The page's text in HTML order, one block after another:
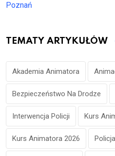
Poznań
TEMATY ARTYKUŁÓW
Akademia Animatora
Bezpieczeństwo Na Drodze
Interwencja Policji Kurs
Kurs Animatora 2026 Policja